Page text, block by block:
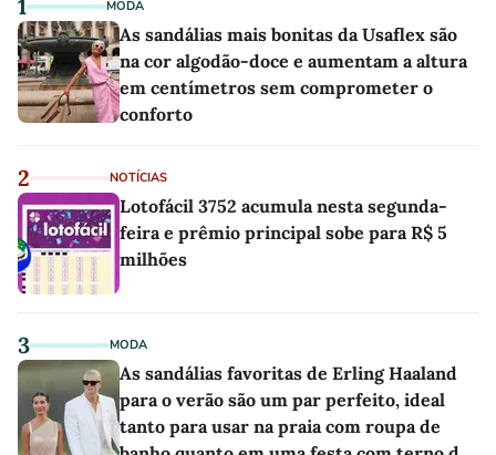
1 MODA
As sandálias mais bonitas da Usaflex são
na cor algodão-doce e aumentam a altura
em centímetros sem comprometer o
conforto
2 NOTÍCIAS
Lotofácil 3752 acumula nesta segunda-
feira e prêmio principal sobe para R$ 5
milhões
3 MODA
As sandálias favoritas de Erling Haaland
para o verão são um par perfeito, ideal
tanto para usar na praia com roupa de